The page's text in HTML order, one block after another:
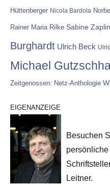
Hüttenberger Nicola Bardola
Rainer Maria Rilke Sabine Zaplin
Burghardt Ulrich Beck
Michael
Zeitgenossen: Netz-Anthologie
EIGENANZEIGE
Besuchen
Leitner.